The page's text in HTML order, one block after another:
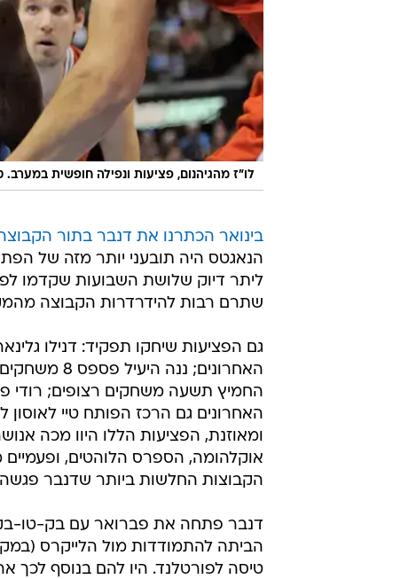
לו"ז מהגיהנום, פציעות ונפילה חופשית במערב.
בינואר הכתרנו את דנבר בתור
הנאגטס היה תובעני יותר מזה של
ליתר דיוק שלושת השבועות שקדמו
שתרם רבות להידרדרות הקבוצה
גם הפציעות שיחקו תפקיד: דנילו
האחרונים;
החמיץ תשעה משחקים רצופים; רודי
האחרונים גם הרכז הפותח טיי
ומאוזנת, הפציעות הללו היוו מכה
אוקלהומה, הספרס הלוהטים,
הקבוצות החלשות ביותר שדנבר פגשה
דנבר פתחה את פברואר עם בק-טו-
הביתה להתמודדות מול הלייקרס
טיסה לפורטלנד. היו להם בנוסף